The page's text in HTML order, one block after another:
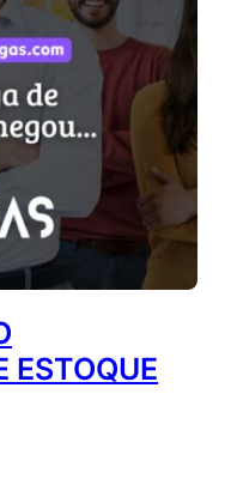
ESTOQUE